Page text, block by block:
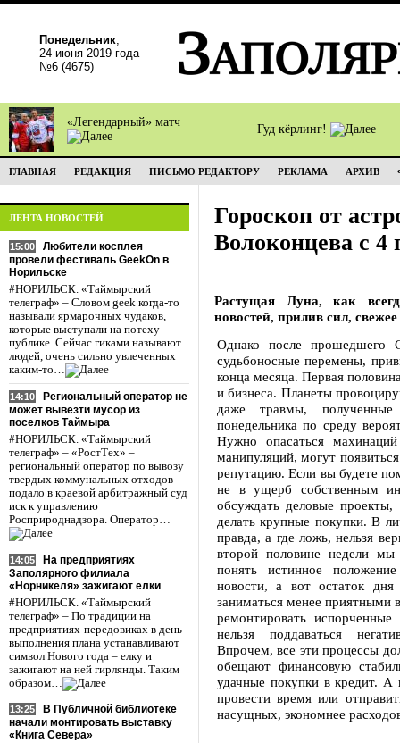
Понедельник,
24 июня 2019 года
№6 (4675)
«Легендарный» матч
Гуд кёрлинг!
ГЛАВНАЯ РЕДАКЦИЯ ПИСЬМО РЕДАКТОРУ РЕКЛАМА АРХИВ
ЛЕНТА НОВОСТЕЙ
15:00
Любители косплея
провели фестиваль GeekOn в
Норильске
#НОРИЛЬСК. «Таймырский
телеграф» – Словом geek когда-то
называли ярмарочных чудаков,
которые выступали на потеху
публике. Сейчас гиками называют
людей, очень сильно увлеченных
каким-то…
14:10
Региональный оператор не
может вывезти мусор из
поселков Таймыра
#НОРИЛЬСК. «Таймырский
телеграф» – «РостТех» –
региональный оператор по вывозу
твердых коммунальных отходов –
подало в краевой арбитражный суд
иск к управлению
Росприроднадзора. Оператор…
14:05
На предприятиях
Заполярного филиала
«Норникеля» зажигают елки
#НОРИЛЬСК. «Таймырский
телеграф» – По традиции на
предприятиях-передовиках в день
выполнения плана устанавливают
символ Нового года – елку и
зажигают на ней гирлянды. Таким
образом…
13:25
В Публичной библиотеке
начали монтировать выставку
«Книга Севера»
Гороскоп от
Волоконцева с 4
Растущая Луна, как
новостей, прилив сил,
Однако после прошедшего
судьбоносные перемены,
конца месяца. Первая
и бизнеса. Планеты
даже травмы,
понедельника по среду
Нужно опасаться
манипуляций, могут
репутацию. Если вы будете
не в ущерб собственным
обсуждать деловые проекты,
делать крупные покупки. В
правда, а где ложь, нельзя
второй половине недели
понять истинное
новости, а вот остаток
заниматься менее приятными
ремонтировать
нельзя поддаваться
Впрочем, все эти процессы
обещают финансовую
удачные покупки в кредит. А
провести время или
насущных, экономнее